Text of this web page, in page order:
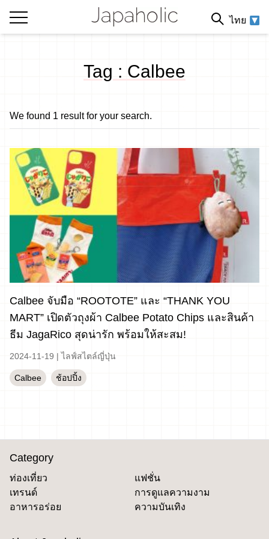
ไทย
Tag : Calbee
We found 1 result for your search.
Calbee จับมือ “ROOTOTE” และ “THANK YOU
MART” เปิดตัวถุงผ้า Calbee Potato Chips และสินค้า
ธีม JagaRico สุดน่ารัก พร้อมให้สะสม!
2024-11-19 |ไลฟ์สไตล์ญี่ปุ่น
Calbee ช้อปปิ้ง
Category
ท่องเที่ยว
แฟชั่น
เทรนด์
การดูแลความงาม
อาหารอร่อย
ความบันเทิง